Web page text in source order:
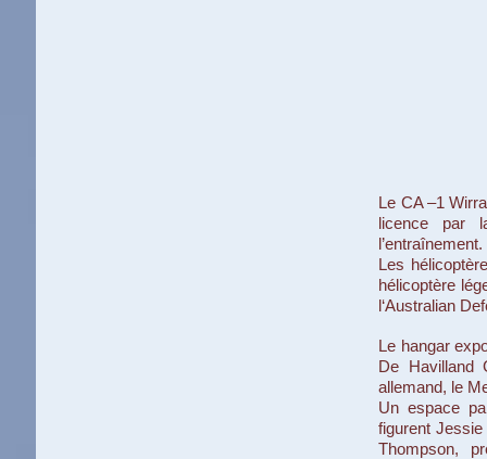
Le CA –1
licence par
Les
hélicoptère
l‘Australian
Le hangar
De Havilland
allemand, le
Un espace
figurent Jessie
Thompson,